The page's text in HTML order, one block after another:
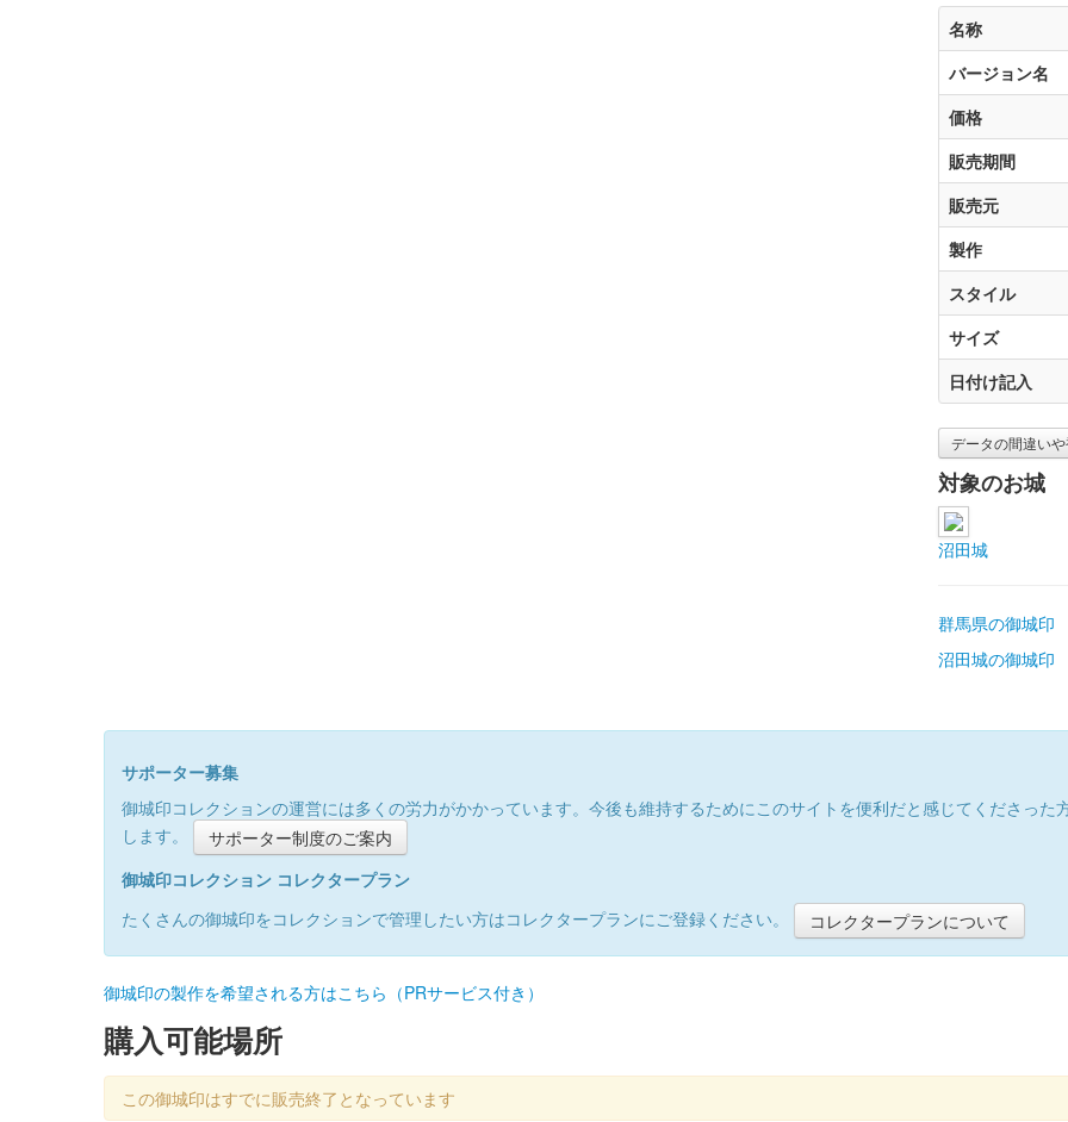
名称
バージョン名
価格
販売期間
販売元
製作
スタイル
サイズ
日付け記入
データの間違い
対象のお城
沼田城
群馬県の御城印
沼田城の御城印
サポーター募集
御城印コレクションの運営には多くの労力がかかっています。今後も維持するためにこのサイトを便利だと感じてくださっ
します。
サポーター制度のご案内
御城印コレクション コレクタープラン
たくさんの御城印をコレクションで管理したい方はコレクタープランにご登録ください。
コレクタープランについて
御城印の製作を希望される方はこちら（PRサービス付き）
購入可能場所
この御城印はすでに販売終了となっています